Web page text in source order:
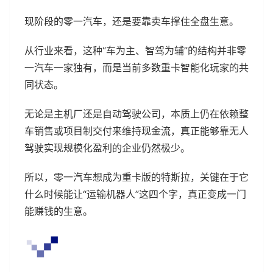
现阶段的零一汽车，还是要靠卖车撑住全盘生意。
从行业来看，这种“车为主、智驾为辅”的结构并非零
一汽车一家独有，而是当前多数重卡智能化玩家的共
同状态。
无论是主机厂还是自动驾驶公司，本质上仍在依赖整
车销售或项目制交付来维持现金流，真正能够靠无人
驾驶实现规模化盈利的企业仍然极少。
所以，零一汽车想成为重卡版的特斯拉，关键在于它
什么时候能让“运输机器人”这四个字，真正变成一门
能赚钱的生意。